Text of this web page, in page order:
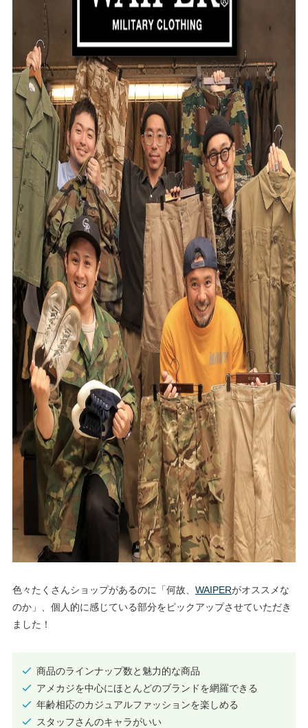
色々たくさんショップがあるのに「何故、 WAIPERがオススメな
のか」、個人的に感じている部分をピックアップさせていただき
ました！
商品のラインナップ数と魅力的な商品
アメカジを中心にほとんどのブランドを網羅できる
年齢相応のカジュアルファッションを楽しめる
スタッフさんのキャラがいい